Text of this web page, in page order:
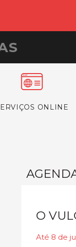
ONLINE
O
Até 8 de